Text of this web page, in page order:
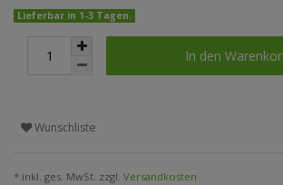
Lieferbar in 1-3 Tagen.
In den
Wunschliste
* inkl. ges. MwSt. zzgl. Versandkosten